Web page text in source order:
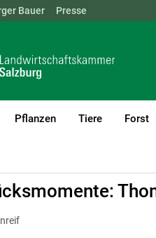
BGLD KTN
Bauer Presse
Pflanzen Tiere Forst